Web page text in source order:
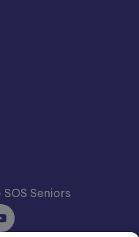
Seniors